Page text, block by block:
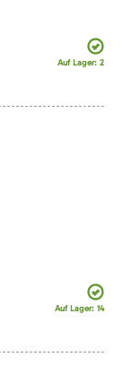
Auf Lager: 2
Auf Lager: 14